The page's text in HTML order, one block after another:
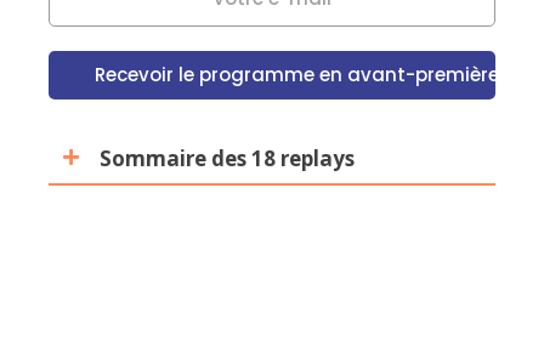
Sommaire des 18 replays